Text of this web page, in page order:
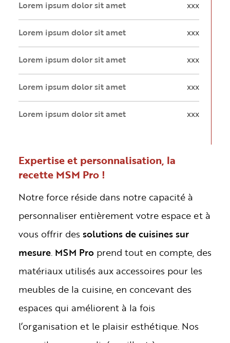
Lorem ipsum dolor sit amet xxx
Lorem ipsum dolor sit amet xxx
Lorem ipsum dolor sit amet xxx
Lorem ipsum dolor sit amet xxx
Lorem ipsum dolor sit amet xxx
Expertise et personnalisation, la
recette MSM Pro !
Notre force réside dans notre capacité à
personnaliser entièrement votre espace et à
vous offrir des solutions de cuisines sur
mesure. MSM Pro prend tout en compte, des
matériaux utilisés aux accessoires pour les
meubles de la cuisine, en concevant des
espaces qui améliorent à la fois
l’organisation et le plaisir esthétique. Nos